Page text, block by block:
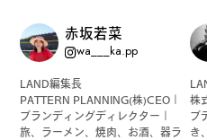
カルチャーマガジン「
のマチの、一歩先を一緒に
ター」を募集中！公式LINE
やりとりできる場所。おす
い内容など何でも話そう。
赤坂若菜
wa___ka.pp
LAND編集長
PATTERN PLANNING(株)CEO｜
ブランディングディレクター｜
旅、ラーメン、焼肉、お酒、器ラ
株
ブ
き